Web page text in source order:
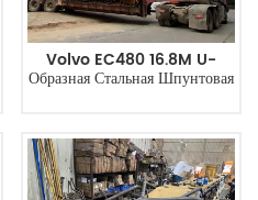
Volvo EC480 16.8M U-
Образная Стальная Шпунтовая